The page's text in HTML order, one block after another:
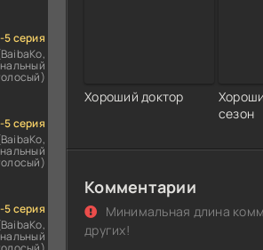
5 серия
5 серия
5 серия
Хороший доктор
сезон
Комментарии
Минимальная длина
других!